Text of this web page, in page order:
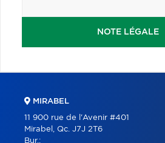
NOTE LÉGALE
MIRABEL
11 900 rue de l'Avenir #401
Mirabel, Qc. J7J 2T6
Bur.: